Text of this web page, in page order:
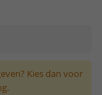
Kies dan voor